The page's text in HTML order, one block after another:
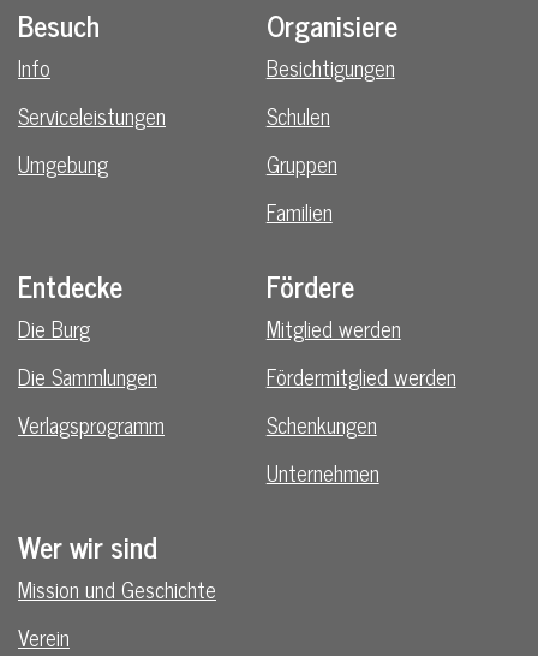
Besuch
Info
Serviceleistungen
Umgebung
Organisiere
Besichtigungen
Schulen
Gruppen
Familien
Entdecke
Die Burg
Die Sammlungen
Verlagsprogramm
Fördere
Mitglied werden
Fördermitglied werden
Schenkungen
Unternehmen
Wer wir sind
Mission und Geschichte
Verein